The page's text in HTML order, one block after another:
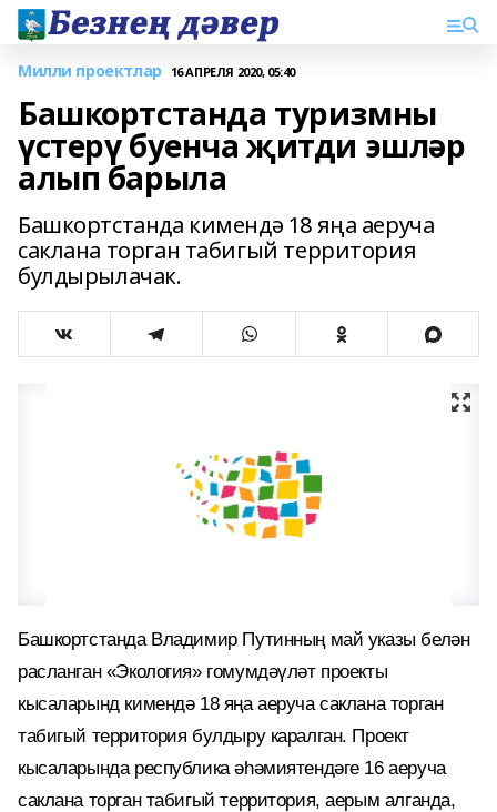
Милли проектлар 16 АПРЕЛЯ 2020, 05:40
Башкортстанда туризмны
үстерү буенча җитди эшләр
алып барыла
Башкортстанда кимендә 18 яңа аеруча
саклана торган табигый территория
булдырылачак.
Башкортстанда Владимир Путинның май указы белән
расланган «Экология» гомумдәүләт проекты
кысаларынд кимендә 18 яңа аеруча саклана торган
табигый территория булдыру каралган. Проект
кысаларында республика әһәмиятендәге 16 аеруча
саклана торган табигый территория, аерым алганда,